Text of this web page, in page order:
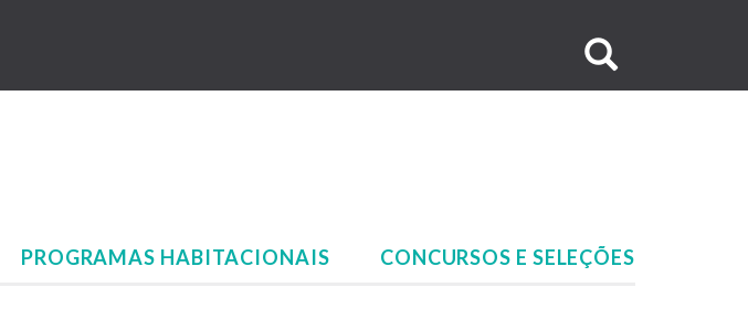
no
PROGRAMAS HABITACIONAIS CONCURSOS E SELEÇÕES